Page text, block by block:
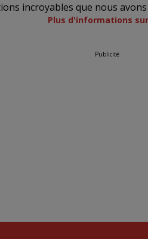
incroyables que nous
Plus d'informations sur
Publicité